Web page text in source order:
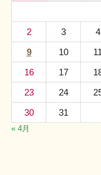
2
3 4
9
10 11
16
17
23
24
30
31
« 4月